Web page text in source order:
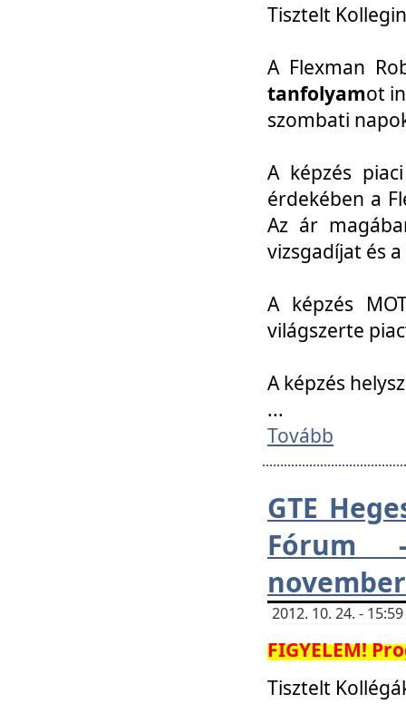
Tisztelt
A Flexman
tanfolyamot
szombati
A képzés
érdekében a
Az ár
vizsgadíjat és
A képzés
világszerte
A képzés
...
Tovább
GTE
Fórum
2012. 10. 24. -
FIGYELEM!
Tisztelt